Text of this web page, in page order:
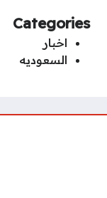
Categories
اخبار
السعوديه